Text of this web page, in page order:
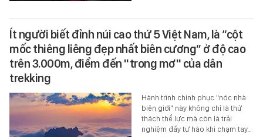
Ít người biết đỉnh núi cao thứ 5 Việt Nam, là “cột
mốc thiêng liêng đẹp nhất biên cương” ở độ cao
trên 3.000m, điểm đến "trong mơ" của dân
trekking
Hành trình chinh phục "nóc nhà
biên giới" này không chỉ là thử
thách thể lực mà còn là trải
nghiệm đầy tự hào khi chạm tay…